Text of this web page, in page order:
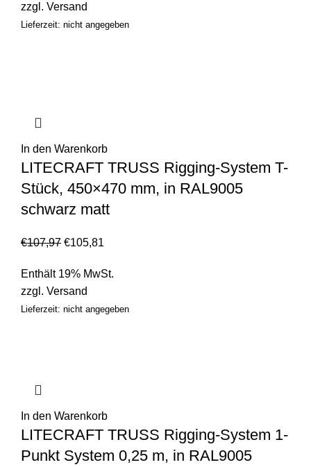
zzgl. Versand
Lieferzeit: nicht angegeben
In den Warenkorb
LITECRAFT TRUSS Rigging-System T-
Stück, 450×470 mm, in RAL9005
schwarz matt
€107,97 €105,81
Enthält 19% MwSt.
zzgl. Versand
Lieferzeit: nicht angegeben
In den Warenkorb
LITECRAFT TRUSS Rigging-System 1-
Punkt System 0,25 m, in RAL9005